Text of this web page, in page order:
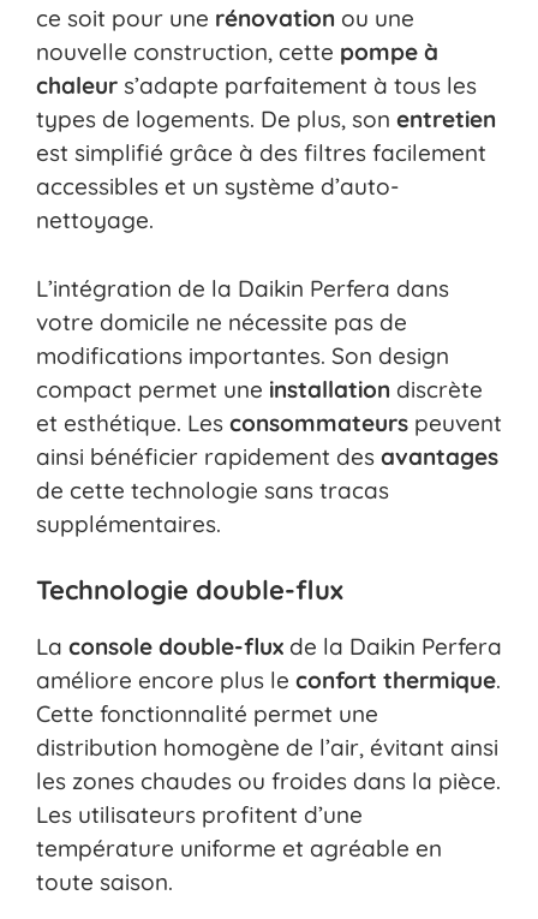
ce soit pour une rénovation ou une
nouvelle construction, cette pompe à
chaleur s’adapte parfaitement à tous les
types de logements. De plus, son entretien
est simplifié grâce à des filtres facilement
accessibles et un système d’auto-
nettoyage.
L’intégration de la Daikin Perfera dans
votre domicile ne nécessite pas de
modifications importantes. Son design
compact permet une installation discrète
et esthétique. Les consommateurs peuvent
ainsi bénéficier rapidement des avantages
de cette technologie sans tracas
supplémentaires.
Technologie double-flux
La console double-flux de la Daikin Perfera
améliore encore plus le confort thermique.
Cette fonctionnalité permet une
distribution homogène de l’air, évitant ainsi
les zones chaudes ou froides dans la pièce.
Les utilisateurs profitent d’une
température uniforme et agréable en
toute saison.